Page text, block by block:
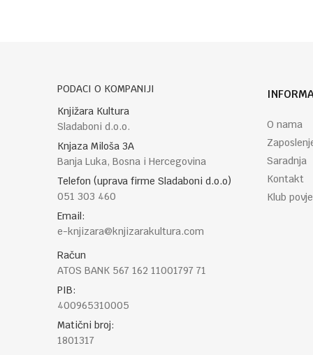
PODACI O KOMPANIJI
Knjižara Kultura
Sladaboni d.o.o.
Knjaza Miloša 3A
Banja Luka, Bosna i Hercegovina
Telefon (uprava firme Sladaboni d.o.o)
051 303 460
Email:
e-knjizara@knjizarakultura.com
Račun
ATOS BANK 567 162 11001797 71
PIB:
400965310005
Matični broj:
1801317
O nama
Saradnja
Kontakt
Klub